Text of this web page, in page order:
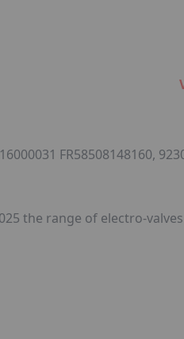
FR58508148160,
the range of electro-